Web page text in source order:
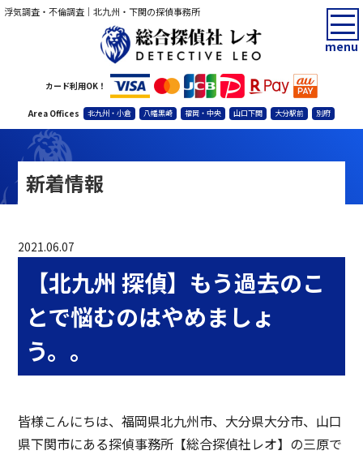
浮気調査・不倫調査｜北九州・下関の探偵事務所
カード利用OK！
Area Offices 北九州・小倉 八幡黒崎 福岡・中央 山口下関 大分駅前 別府
menu
新着情報
2021.06.07
【北九州 探偵】もう過去のこ
とで悩むのはやめましょ
う。。
皆様こんにちは、福岡県北九州市、大分県大分市、山口
県下関市にある探偵事務所【総合探偵社レオ】の三原で